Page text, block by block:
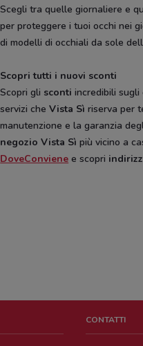
Scegli tra quelle giornaliere e
per proteggere i tuoi occhi nei
di modelli di occhiali da sole
Scopri tutti i nuovi sconti
Scopri gli sconti incredibili
servizi cheVista Sì riserva per
manutenzione e la garanzia
negozio Vista Sì più vicino a
DoveConviene e scopri
CONTATTI